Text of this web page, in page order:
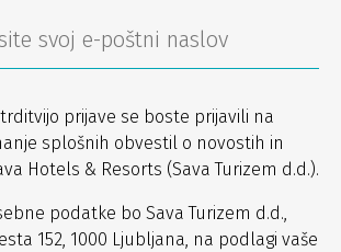
prijave se boste prijavili na
splošnih obvestil o novostih in
Hotels & Resorts (Sava Turizem d.d.).
podatke bo Sava Turizem d.d.,
152, 1000 Ljubljana, na podlagi vaše